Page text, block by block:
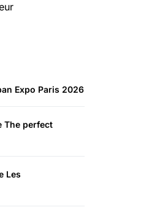
Expo Paris 2026
The perfect
Les